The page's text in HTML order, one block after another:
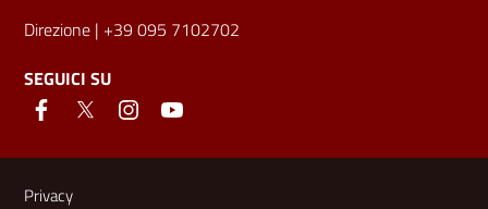
Direzione | +39 095 7102702
SEGUICI SU
Link e informazioni utili
Privacy